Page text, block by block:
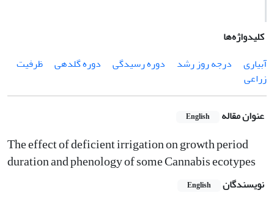
کلیدواژه‌ها
آبیاری
درجه روز رشد دوره رسیدگی دوره گلدهی
ظرفیت
زراعی
عنوان مقاله English
The effect of deficient irrigation on growth period
duration and phenology of some Cannabis ecotypes
نویسندگان English